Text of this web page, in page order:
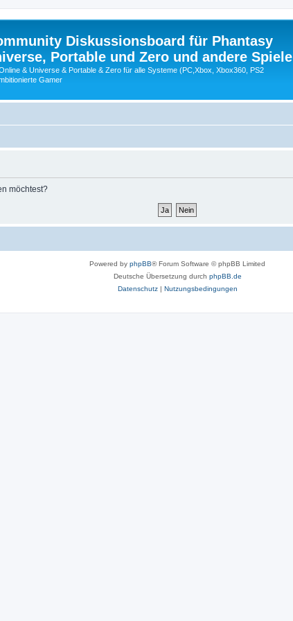
Diskussionsboard für Phantasy
Portable und Zero und andere Spiele
& Universe & Portable & Zero für alle Systeme (PC,Xbox, Xbox360, PS2
Gamer
möchtest?
Powered by phpBB® Forum Software © phpBB Limited
Deutsche Übersetzung durch phpBB.de
Datenschutz| Nutzungsbedingungen